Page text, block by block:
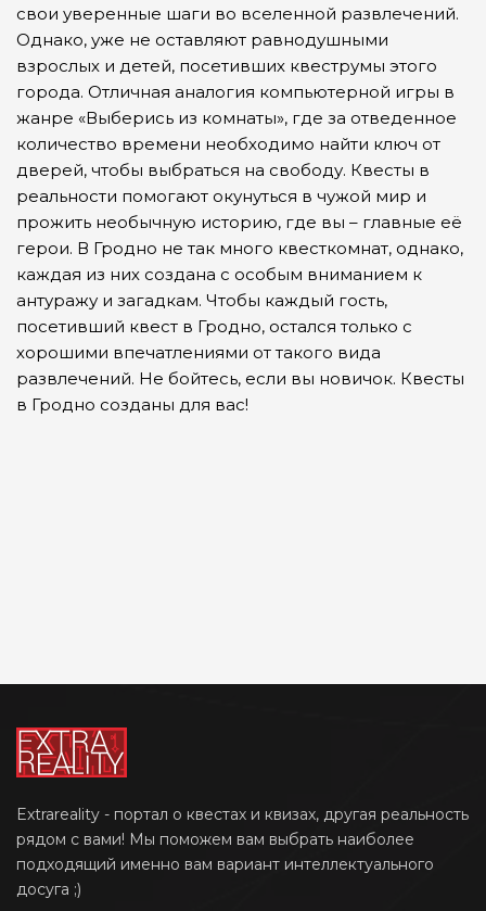
свои уверенные шаги во вселенной развлечений.
Однако, уже не оставляют равнодушными
взрослых и детей, посетивших квеструмы этого
города. Отличная аналогия компьютерной игры в
жанре «Выберись из комнаты», где за отведенное
количество времени необходимо найти ключ от
дверей, чтобы выбраться на свободу. Квесты в
реальности помогают окунуться в чужой мир и
прожить необычную историю, где вы – главные её
герои. В Гродно не так много квесткомнат, однако,
каждая из них создана с особым вниманием к
антуражу и загадкам. Чтобы каждый гость,
посетивший квест в Гродно, остался только с
хорошими впечатлениями от такого вида
развлечений. Не бойтесь, если вы новичок. Квесты
в Гродно созданы для вас!
Extrareality - портал о квестах и квизах, другая реальность
рядом с вами! Мы поможем вам выбрать наиболее
подходящий именно вам вариант интеллектуального
досуга ;)